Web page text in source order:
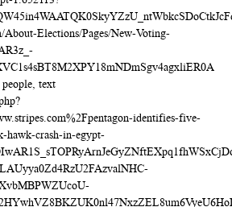
About-Elections/Pages/New-Voting-
identifies-five-
hawk-crash-in-egypt-